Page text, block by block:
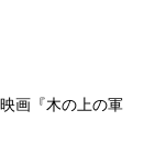
画『木の上の軍